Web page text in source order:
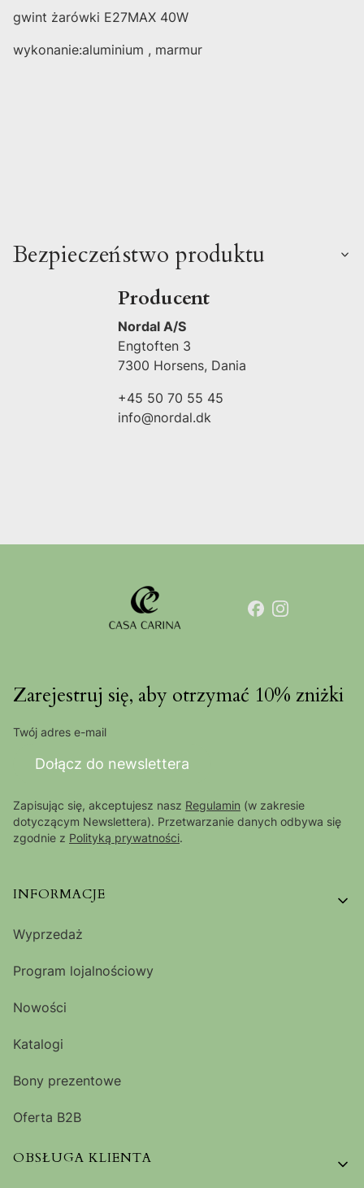
gwint żarówki E27MAX 40W
wykonanie:aluminium , marmur
Bezpieczeństwo produktu
Producent
Nordal A/S
Engtoften 3
7300 Horsens, Dania
+45 50 70 55 45
info@nordal.dk
Zarejestruj się, aby otrzymać 10% zniżki
Twój adres e-mail
Dołącz do newslettera
Zapisując się, akceptujesz nasz Regulamin (w zakresie
dotyczącym Newslettera). Przetwarzanie danych odbywa się
zgodnie z Polityką prywatności.
Linki w stopce
INFORMACJE
Wyprzedaż
Program lojalnościowy
Nowości
Katalogi
Bony prezentowe
Oferta B2B
OBSŁUGA KLIENTA